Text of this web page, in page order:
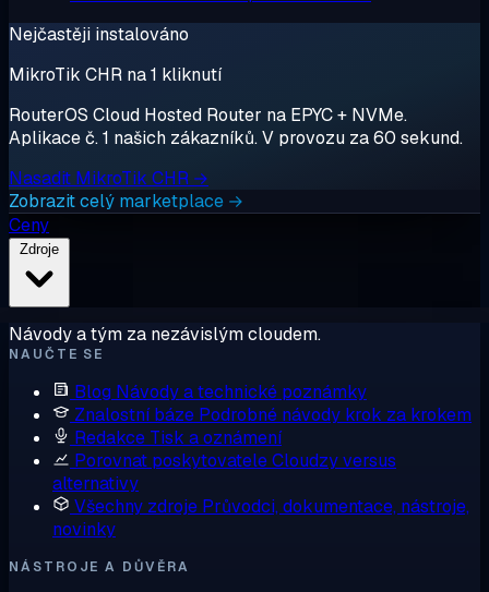
Nejčastěji instalováno
MikroTik CHR na 1 kliknutí
RouterOS Cloud Hosted Router na EPYC + NVMe.
Aplikace č. 1 našich zákazníků. V provozu za 60 sekund.
Nasadit MikroTik CHR →
Zobrazit celý marketplace →
Ceny
Návody a tým za nezávislým cloudem.
NAUČTE SE
Blog Návody a technické poznámky
Znalostní báze Podrobné návody krok za krokem
Redakce Tisk a oznámení
Porovnat poskytovateleCloudzy versus
alternativy
Všechny zdroje Průvodci, dokumentace, nástroje,
novinky
NÁSTROJE A DŮVĚRA